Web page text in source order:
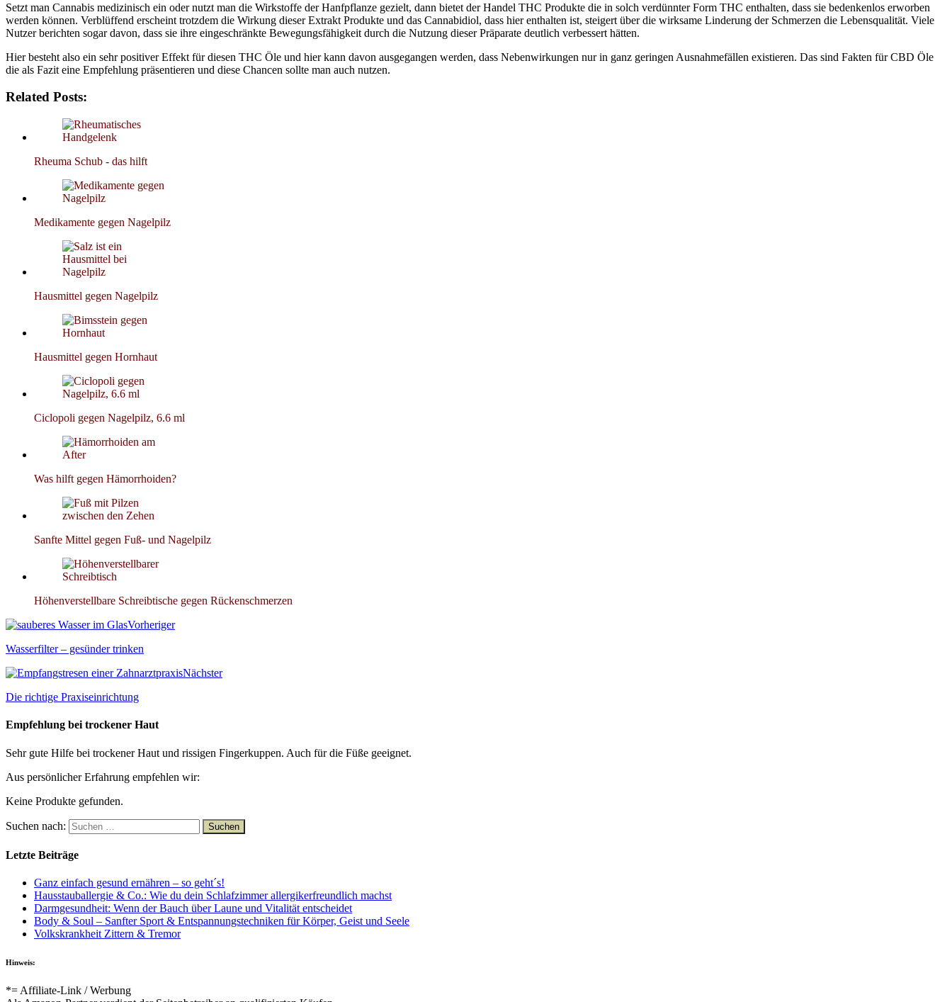
Setzt man Cannabis medizinisch ein oder nutzt man die Wirkstoffe der Hanfpflanze gezielt, dann bietet der Handel THC Produkte die in solch verdünnter Form THC enthalten, dass sie bedenkenlos erworben
werden können. Verblüffend erscheint trotzdem die Wirkung dieser Extrakt Produkte und das Cannabidiol, dass hier enthalten ist, steigert über die wirksame Linderung der Schmerzen die Lebensqualität. Viele
Nutzer berichten sogar davon, dass sie ihre eingeschränkte Bewegungsfähigkeit durch die Nutzung dieser Präparate deutlich verbessert hätten.
Hier besteht also ein sehr positiver Effekt für diesen THC Öle und hier kann davon ausgegangen werden, dass Nebenwirkungen nur in ganz geringen Ausnahmefällen existieren. Das sind Fakten für CBD Öle
die als Fazit eine Empfehlung präsentieren und diese Chancen sollte man auch nutzen.
Related Posts:
Rheuma Schub - das hilft
Medikamente gegen Nagelpilz
Hausmittel gegen Nagelpilz
Hausmittel gegen Hornhaut
Ciclopoli gegen Nagelpilz, 6.6 ml
Was hilft gegen Hämorrhoiden?
Sanfte Mittel gegen Fuß- und Nagelpilz
Höhenverstellbare Schreibtische gegen Rückenschmerzen
Vorheriger
Wasserfilter – gesünder trinken
Nächster
Die richtige Praxiseinrichtung
Empfehlung bei trockener Haut
Sehr gute Hilfe bei trockener Haut und rissigen Fingerkuppen. Auch für die Füße geeignet.
Aus persönlicher Erfahrung empfehlen wir:
Keine Produkte gefunden.
Suchen nach:
Letzte Beiträge
Ganz einfach gesund ernähren – so geht´s!
Hausstauballergie & Co.: Wie du dein Schlafzimmer allergikerfreundlich machst
Darmgesundheit: Wenn der Bauch über Laune und Vitalität entscheidet
Body & Soul – Sanfter Sport & Entspannungstechniken für Körper, Geist und Seele
Volkskrankheit Zittern & Tremor
Hinweis:
*= Affiliate-Link / Werbung